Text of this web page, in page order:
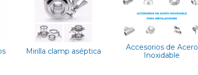
Mirilla clamp aséptica
Accesorios de Acero
Inoxidable